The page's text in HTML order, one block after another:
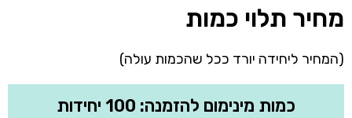
מחיר תלוי כמות
(המחיר ליחידה יורד ככל שהכמות עולה)
כמות מינימום להזמנה: 100 יחידות